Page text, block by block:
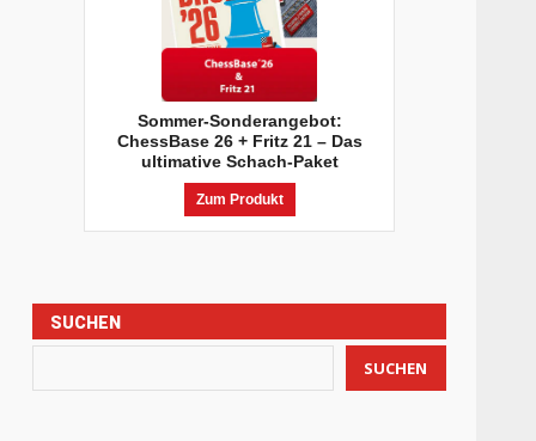
Sommer-Sonderangebot:
ChessBase 26 + Fritz 21 – Das
ultimative Schach-Paket
Zum Produkt
SUCHEN
SUCHEN